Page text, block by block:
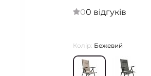
00 відгуків
Колір: Бежевий